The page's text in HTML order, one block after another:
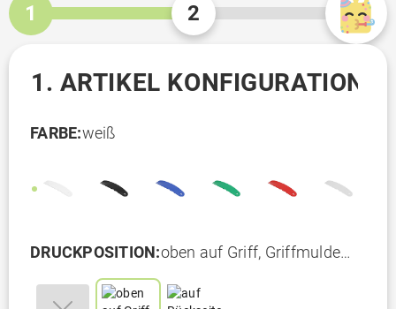
1 2
1. ARTIKEL KONFIGURATION
FARBE:weiß
DRUCKPOSITION:oben auf Griff, Griffmulde